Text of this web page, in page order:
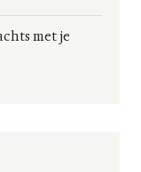
met je